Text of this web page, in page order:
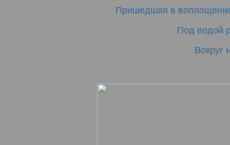
Пришедшая в
Под водой
Вокруг